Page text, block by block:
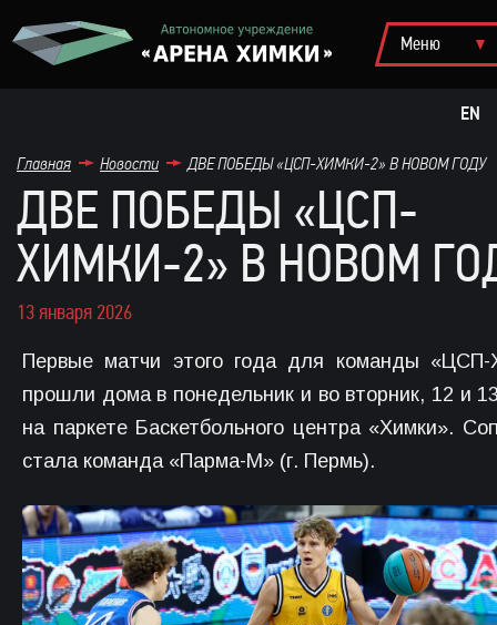
EN
Главная Новости ДВЕ ПОБЕДЫ «ЦСП-ХИМКИ-2» В НОВОМ ГОДУ
ДВЕ ПОБЕДЫ «ЦСП-
ХИМКИ-2» В НОВОМ
13 января 2026
Первые матчи этого года для команды «ЦСП-
прошли дома в понедельник и во вторник, 12 и
на паркете Баскетбольного центра «Химки».
стала команда «Парма-М» (г. Пермь).